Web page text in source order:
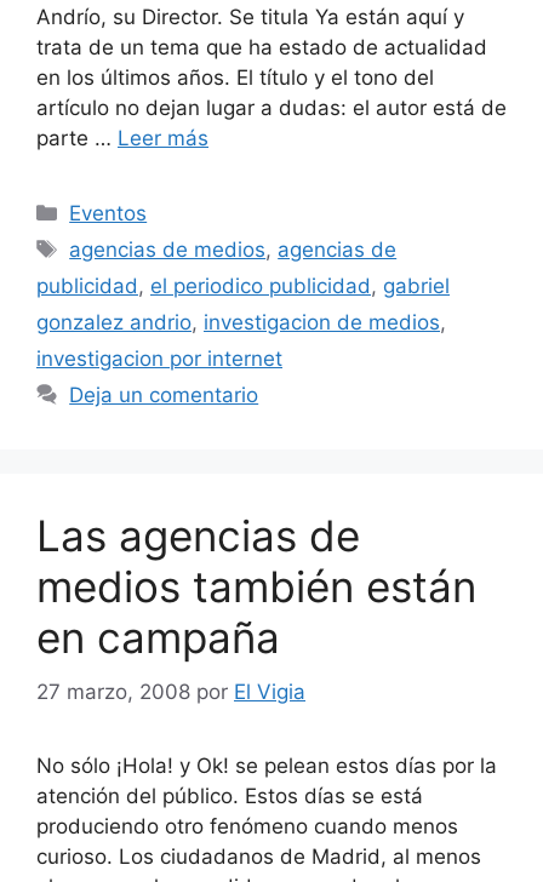
Andrío, su Director. Se titula Ya están aquí y
trata de un tema que ha estado de actualidad
en los últimos años. El título y el tono del
artículo no dejan lugar a dudas: el autor está de
parte … Leer más
Categorías
Eventos
Etiquetas
agencias de medios, agencias de
publicidad, el periodico publicidad, gabriel
gonzalez andrio, investigacion de medios,
investigacion por internet
Deja un comentario
Las agencias de
medios también están
en campaña
27 marzo, 2008 por El Vigia
No sólo ¡Hola! y Ok! se pelean estos días por la
atención del público. Estos días se está
produciendo otro fenómeno cuando menos
curioso. Los ciudadanos de Madrid, al menos